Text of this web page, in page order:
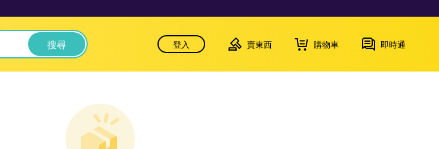
搜尋 登入 賣東西 購物車 即時通